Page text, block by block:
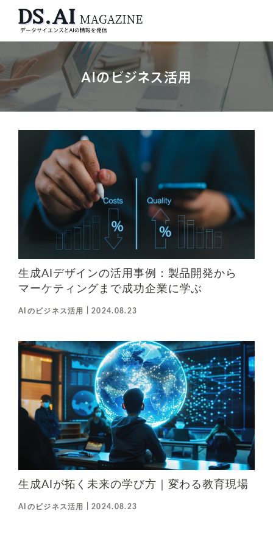
AIのビジネス活用
生成AIデザインの活用事例：製品開発から
マーケティングまで成功企業に学ぶ
AIのビジネス活用 2024.08.23
生成AIが拓く未来の学び方｜変わる教育現場
AIのビジネス活用 2024.08.23